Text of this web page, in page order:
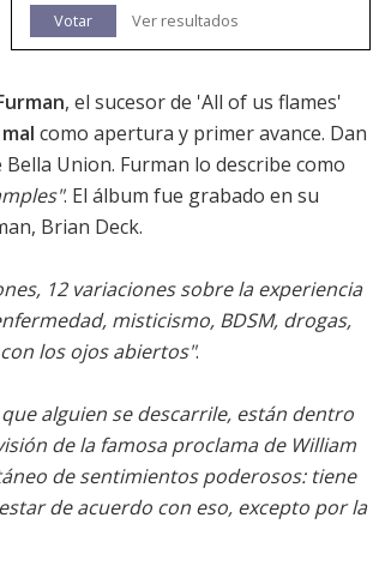
Votar Ver resultados
, el sucesor de 'All of us flames'
como apertura y primer avance. Dan
Bella Union. Furman lo describe como
. El álbum fue grabado en su
Brian Deck.
12 variaciones sobre la experiencia
misticismo, BDSM, drogas,
los ojos abiertos".
alguien se descarrile, están dentro
de la famosa proclama de William
de sentimientos poderosos: tiene
de acuerdo con eso, excepto por la